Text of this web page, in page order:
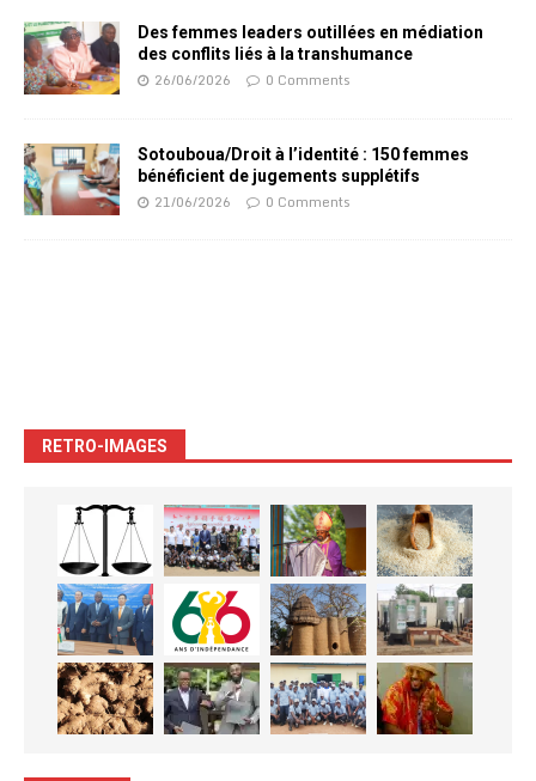
Des femmes leaders outillées en médiation
des conflits liés à la transhumance
26/06/2026 0 Comments
Sotouboua/Droit à l’identité : 150 femmes
bénéficient de jugements supplétifs
21/06/2026 0 Comments
RETRO-IMAGES